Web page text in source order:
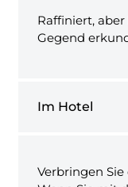
Raffiniert,
Gegend
Im Hotel
Verbringen